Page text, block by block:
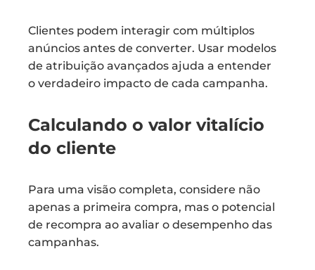
Clientes podem interagir com múltiplos
anúncios antes de converter. Usar modelos
de atribuição avançados ajuda a entender
o verdadeiro impacto de cada campanha.
Calculando o valor vitalício
do cliente
Para uma visão completa, considere não
apenas a primeira compra, mas o potencial
de recompra ao avaliar o desempenho das
campanhas.